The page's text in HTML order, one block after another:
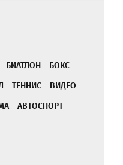
БИАТЛОН
БОКС
ТЕННИС
ВИДЕО
АВТОСПОРТ